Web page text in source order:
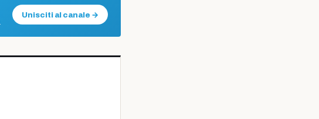
Unisciti al canale →